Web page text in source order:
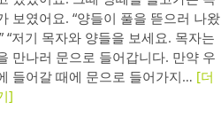
보였어요. “양들이 풀을 뜯으러 나왔
“저기 목자와 양들을 보세요. 목자는
만나러 문으로 들어갑니다. 만약 우
들어갈 때에 문으로 들어가지… [더
]